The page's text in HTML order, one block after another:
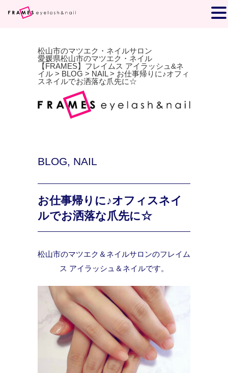
松山市のマツエク・ネイルサロン
愛媛県松山市のマツエク・ネイル
【FRAMES】フレイムス アイラッシュ&ネ
イル > BLOG > NAIL> お仕事帰りに♪オフィ
スネイルでお洒落な爪先に☆
BLOG, NAIL
お仕事帰りに♪オフィスネイ
ルでお洒落な爪先に☆
松山市のマツエク＆ネイルサロンのフレイム
ス アイラッシュ＆ネイルです。